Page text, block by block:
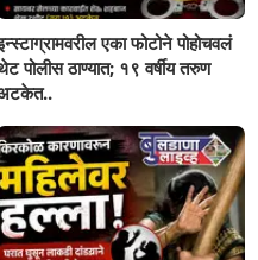
एका फोटोने पोहोचवलं
पोलीस ठाण्यात; १९ वर्षीय तरुण